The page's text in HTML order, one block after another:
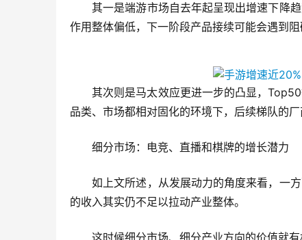
其一是端游市场自去年起呈现出增速下降趋
作用整体偏低，下一阶段产品接续可能会遇到阻
其次则是马太效应更进一步的凸显，Top50
品类、市场都相对固化的环境下，后续梯队的
细分市场：电竞、直播和棋牌的增长潜力
如上文所述，从发展动力的角度来看，一方
的收入其实仍不足以拉动产业整体。